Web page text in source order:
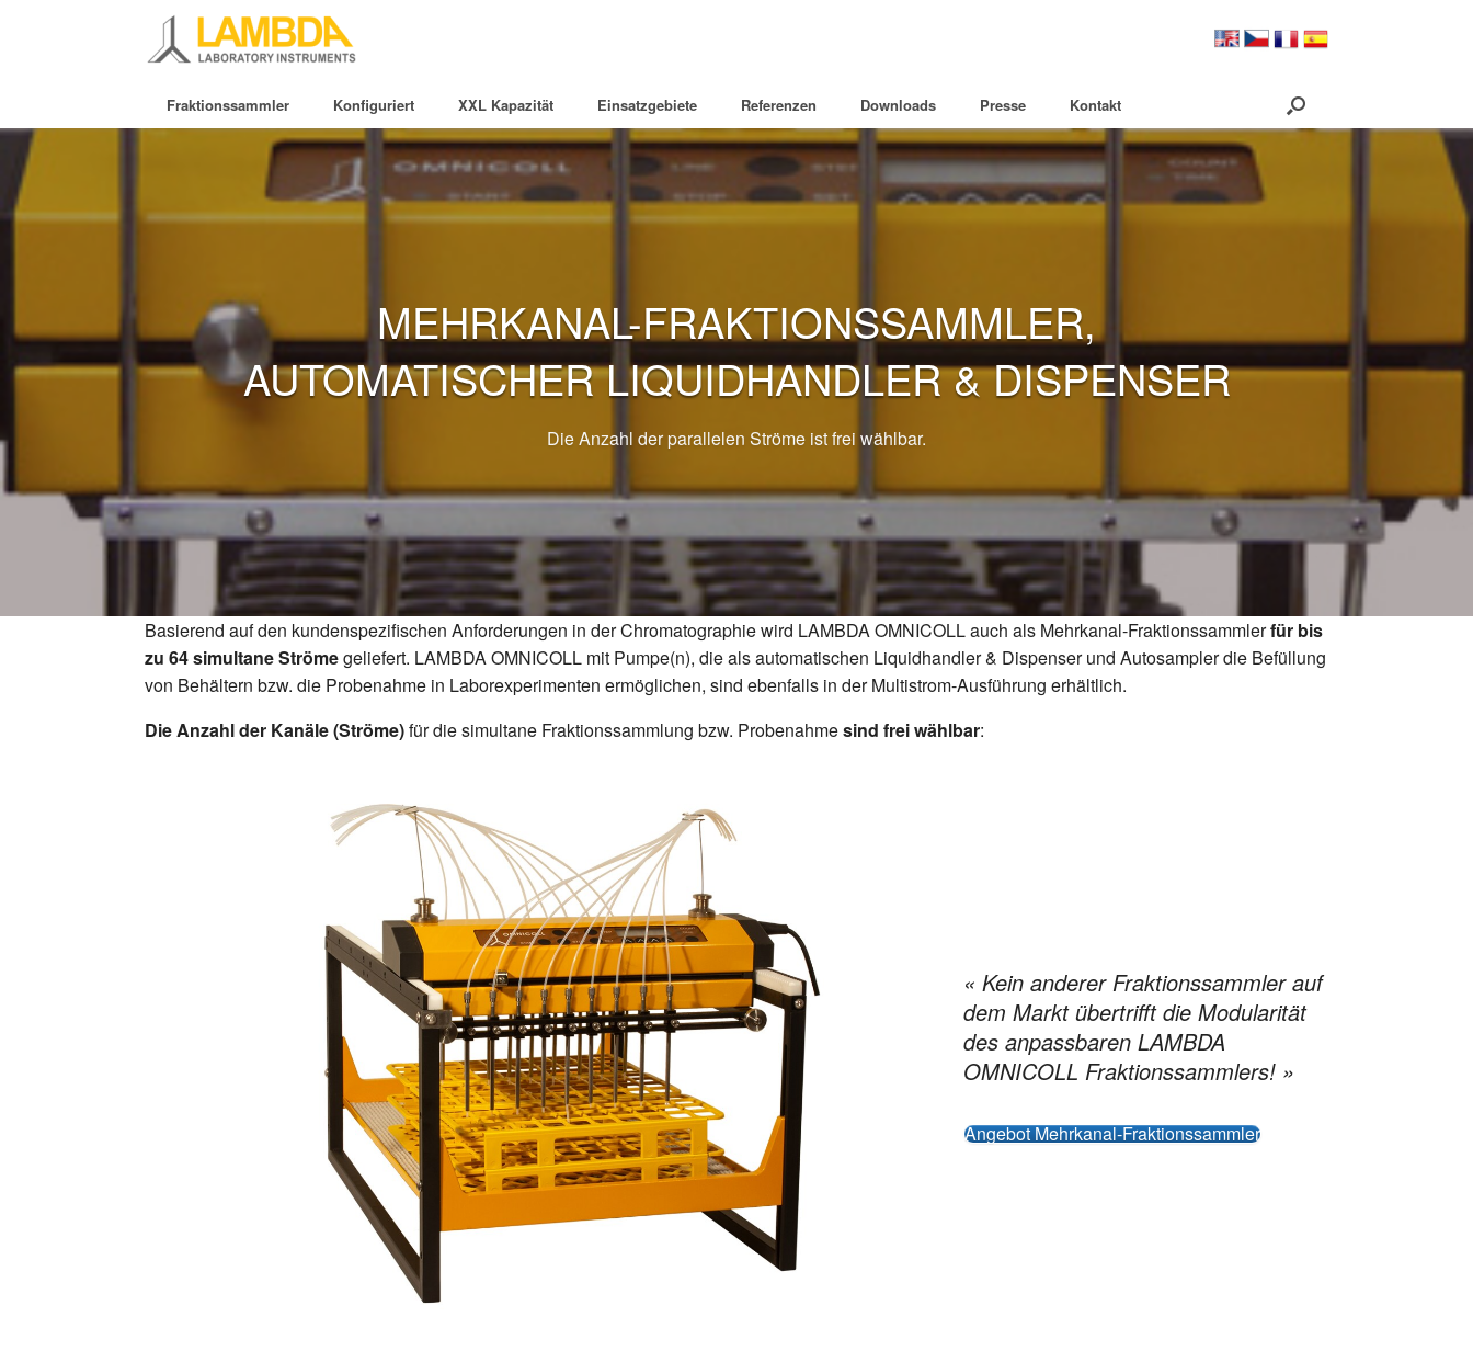
Fraktionssammler Konfiguriert XXL Kapazität Einsatzgebiete Referenzen Downloads Presse Kontakt
MEHRKANAL-FRAKTIONSSAMMLER,
AUTOMATISCHER LIQUIDHANDLER & DISPENSER
Die Anzahl der parallelen Ströme ist frei wählbar.
Basierend auf den kundenspezifischen Anforderungen in der Chromatographie wird LAMBDA OMNICOLL auch als Mehrkanal-Fraktionssammlerfür bis
zu 64 simultane Strömegeliefert. LAMBDA OMNICOLL mit Pumpe(n), die als automatischen Liquidhandler & Dispenser und Autosampler die Befüllung
von Behältern bzw. die Probenahme in Laborexperimenten ermöglichen, sind ebenfalls in der Multistrom-Ausführung erhältlich.
Die Anzahl der Kanäle (Ströme)für die simultane Fraktionssammlung bzw. Probenahmesind frei wählbar:
« Kein anderer Fraktionssammler auf
dem Markt übertrifft die Modularität
des anpassbaren LAMBDA
OMNICOLL Fraktionssammlers! »
Angebot Mehrkanal-Fraktionssammler